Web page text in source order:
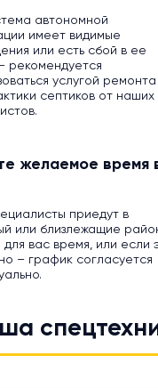
автономной
имеет видимые
или есть сбой в ее
рекомендуется
услугой ремонта
септиков от наших
желаемое время
приедут в
или близлежащие
вас время, или если
– график согласуется